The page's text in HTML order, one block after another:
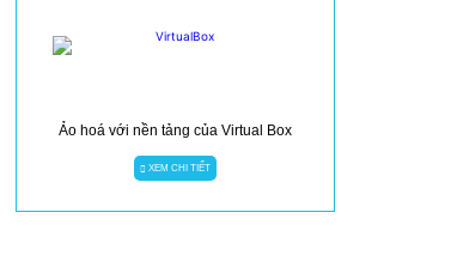
Ảo hoá với nền tảng của Virtual Box
XEM CHI TIẾT